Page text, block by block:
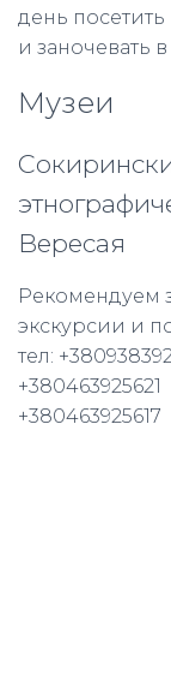
день посетить
и заночевать
Музеи
Вересая
Рекомендуем
экскурсии и
тел:
+380463925621
+380463925617